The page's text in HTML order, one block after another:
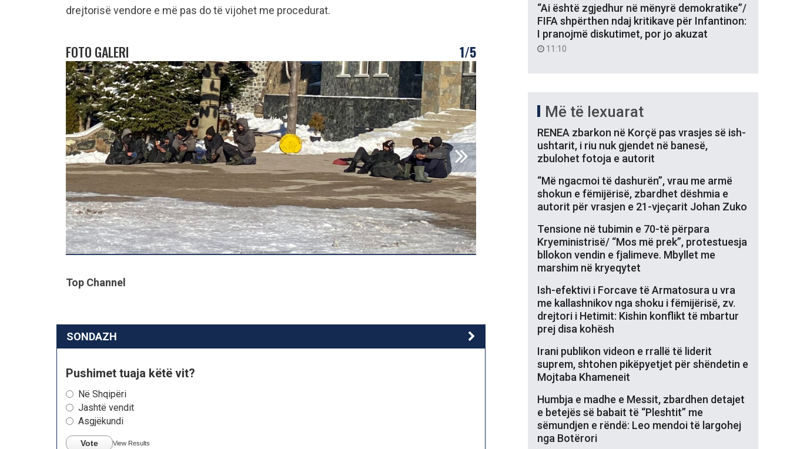
drejtorisë vendore e më pas do të vijohet me procedurat.
FOTO GALERI 1/5
Top Channel
SONDAZH
Pushimet tuaja këtë vit?
Në Shqipëri
Jashtë vendit
Asgjëkundi
Vote View Results
“Ai është zgjedhur në mënyrë demokratike”/
FIFA shpërthen ndaj kritikave për Infantinon:
I pranojmë diskutimet, por jo akuzat
11:10
Më të lexuarat
RENEA zbarkon në Korçë pas vrasjes së ish-
ushtarit, i riu nuk gjendet në banesë,
zbulohet fotoja e autorit
“Më ngacmoi të dashurën”, vrau me armë
shokun e fëmijërisë, zbardhet dëshmia e
autorit për vrasjen e 21-vjeçarit Johan Zuko
Tensione në tubimin e 70-të përpara
Kryeministrisë/ “Mos më prek”, protestuesja
bllokon vendin e fjalimeve. Mbyllet me
marshim në kryeqytet
Ish-efektivi i Forcave të Armatosura u vra
me kallashnikov nga shoku i fëmijërisë, zv.
drejtori i Hetimit: Kishin konflikt të mbartur
prej disa kohësh
Irani publikon videon e rrallë të liderit
suprem, shtohen pikëpyetjet për shëndetin e
Mojtaba Khameneit
Humbja e madhe e Messit, zbardhen detajet
e betejës së babait të “Pleshtit” me
sëmundjen e rëndë: Leo mendoi të largohej
nga Botërori